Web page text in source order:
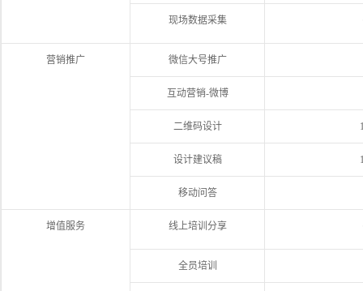
现场数据采集
营销推广 微信大号推广
互动营销-微博
二维码设计
设计建议稿
移动问答
增值服务 线上培训分享
全员培训